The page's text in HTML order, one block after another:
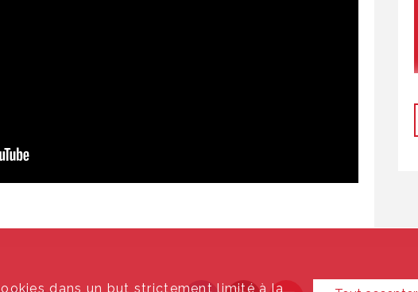
dans un but strictement limité à la